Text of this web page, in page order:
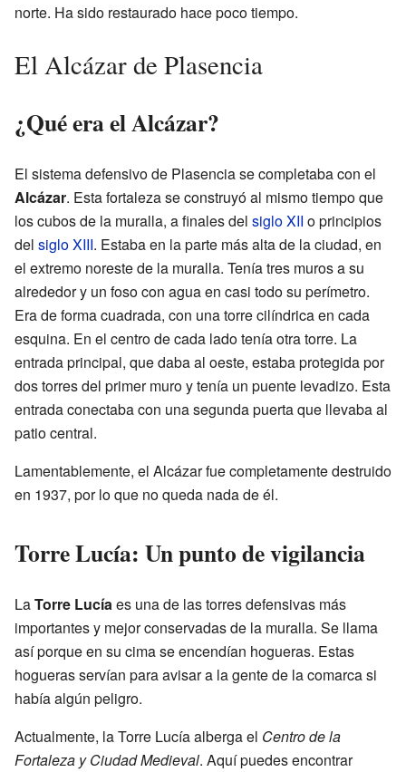
norte. Ha sido restaurado hace poco tiempo.
El Alcázar de Plasencia
¿Qué era el Alcázar?
El sistema defensivo de Plasencia se completaba con el
Alcázar. Esta fortaleza se construyó al mismo tiempo que
los cubos de la muralla, a finales del siglo XII o principios
del siglo XIII. Estaba en la parte más alta de la ciudad, en
el extremo noreste de la muralla. Tenía tres muros a su
alrededor y un foso con agua en casi todo su perímetro.
Era de forma cuadrada, con una torre cilíndrica en cada
esquina. En el centro de cada lado tenía otra torre. La
entrada principal, que daba al oeste, estaba protegida por
dos torres del primer muro y tenía un puente levadizo. Esta
entrada conectaba con una segunda puerta que llevaba al
patio central.
Lamentablemente, el Alcázar fue completamente destruido
en 1937, por lo que no queda nada de él.
Torre Lucía: Un punto de vigilancia
LaTorre Lucíaes una de las torres defensivas más
importantes y mejor conservadas de la muralla. Se llama
así porque en su cima se encendían hogueras. Estas
hogueras servían para avisar a la gente de la comarca si
había algún peligro.
Actualmente, la Torre Lucía alberga el Centro de la
Fortaleza y Ciudad Medieval. Aquí puedes encontrar